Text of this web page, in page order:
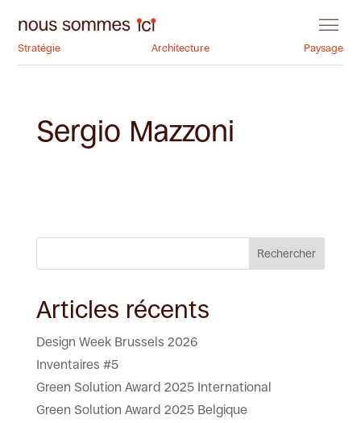
Stratégie Architecture Paysage
Sergio Mazzoni
Rechercher
Articles récents
Design Week Brussels 2026
Inventaires #5
Green Solution Award 2025 International
Green Solution Award 2025 Belgique